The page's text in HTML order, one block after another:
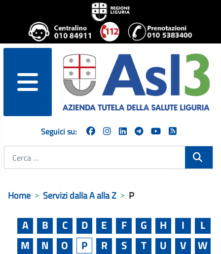
menu
Seguici su:
Home Servizi dalla A alla Z P
A B C D E F G H I
L
M
N O P R S T U V W